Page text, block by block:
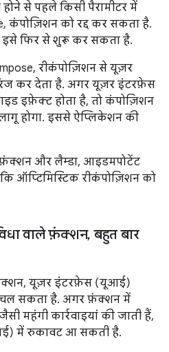
से पहले किसी पैरामीटर में
कंपोज़िशन को रद्द कर सकता है.
इसे फिर से शुरू कर सकता है.
रीकंपोज़िशन से यूज़र
कर देता है. अगर यूज़र इंटरफ़ेस
इफ़ेक्ट होता है, तो कंपोज़िशन
होगा. इससे ऐप्लिकेशन की
और लैम्डा, आइडमपोटेंट
ऑप्टिमिस्टिक रीकंपोज़िशन को
वाले फ़ंक्शन, बहुत बार
यूज़र इंटरफ़ेस (यूआई)
सकता है. अगर फ़ंक्शन में
महंगी कार्रवाइयां की जाती हैं,
में रुकावट आ सकती है.